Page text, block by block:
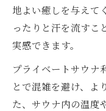
地よい癒しを与えて
ったりと汗を流すこ
実感できます。
プライベートサウナ
とで混雑を避け、よ
た、サウナ内の温度